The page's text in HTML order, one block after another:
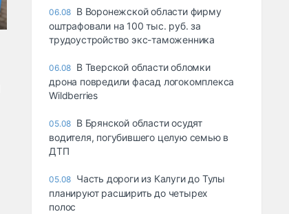
06.08 В Воронежской области фирму
оштрафовали на 100 тыс. руб. за
трудоустройство экс-таможенника
06.08 В Тверской области обломки
дрона повредили фасад логокомплекса
Wildberries
05.08 В Брянской области осудят
водителя, погубившего целую семью в
ДТП
05.08 Часть дороги из Калуги до Тулы
планируют расширить до четырех
полос